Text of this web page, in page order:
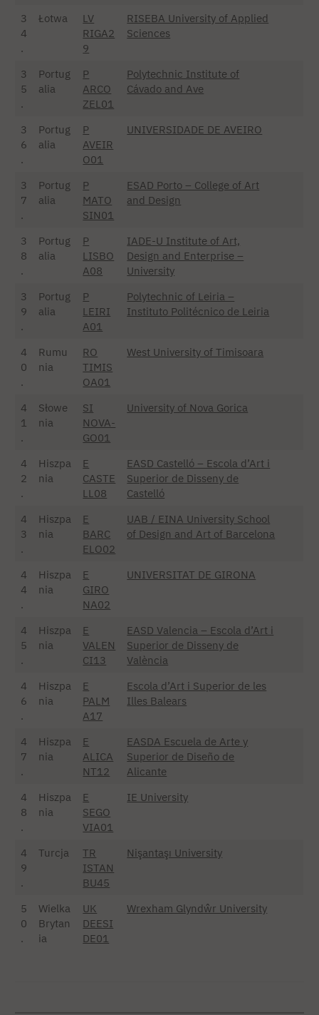
3
4
.
Łotwa
LV
RIGA2
9
RISEBA University of Applied
Sciences
3
5
.
Portug
alia
P
ARCO
ZEL01
Polytechnic Institute of
Cávado and Ave
3
6
.
Portug
alia
P
AVEIR
O01
UNIVERSIDADE DE AVEIRO
3
7
.
Portug
alia
P
MATO
SIN01
ESAD Porto – College of Art
and Design
3
8
.
Portug
alia
P
LISBO
A08
IADE-U Institute of Art,
Design and Enterprise –
University
3
9
.
Portug
alia
P
LEIRI
A01
Polytechnic of Leiria –
Instituto Politécnico de Leiria
4
0
.
Rumu
nia
RO
TIMIS
OA01
West University of Timisoara
4
1
.
Słowe
nia
SI
NOVA-
GO01
University of Nova Gorica
4
2
.
Hiszpa
nia
E
CASTE
LL08
EASD Castelló – Escola d’Art i
Superior de Disseny de
Castelló
4
3
.
Hiszpa
nia
E
BARC
ELO02
UAB / EINA University School
of Design and Art of Barcelona
4
4
.
Hiszpa
nia
E
GIRO
NA02
UNIVERSITAT DE GIRONA
4
5
.
Hiszpa
nia
E
VALEN
CI13
EASD Valencia – Escola d’Art i
Superior de Disseny de
València
4
6
.
Hiszpa
nia
E
PALM
A17
Escola d’Art i Superior de les
Illes Balears
4
7
.
Hiszpa
nia
E
ALICA
NT12
EASDA Escuela de Arte y
Superior de Diseño de
Alicante
4
8
.
Hiszpa
nia
E
SEGO
VIA01
IE University
4
9
.
Turcja
TR
ISTAN
BU45
Nişantaşı University
5
0
.
Wielka
Brytan
ia
UK
DEESI
DE01
Wrexham Glyndŵr University